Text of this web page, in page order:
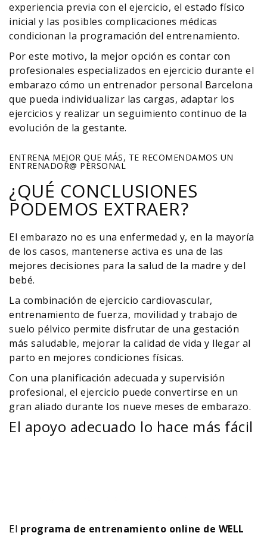
experiencia previa con el ejercicio, el estado físico
inicial y las posibles complicaciones médicas
condicionan la programación del entrenamiento.
Por este motivo, la mejor opción es contar con
profesionales especializados en ejercicio durante el
embarazo cómo un entrenador personal Barcelona
que pueda individualizar las cargas, adaptar los
ejercicios y realizar un seguimiento continuo de la
evolución de la gestante.
ENTRENA MEJOR QUE MÁS, TE RECOMENDAMOS UN
ENTRENADOR@ PERSONAL
¿QUÉ CONCLUSIONES
PODEMOS EXTRAER?
El embarazo no es una enfermedad y, en la mayoría
de los casos, mantenerse activa es una de las
mejores decisiones para la salud de la madre y del
bebé.
La combinación de ejercicio cardiovascular,
entrenamiento de fuerza, movilidad y trabajo de
suelo pélvico permite disfrutar de una gestación
más saludable, mejorar la calidad de vida y llegar al
parto en mejores condiciones físicas.
Con una planificación adecuada y supervisión
profesional, el ejercicio puede convertirse en un
gran aliado durante los nueve meses de embarazo.
El apoyo adecuado lo hace más fácil
El programa de entrenamiento online de WELL